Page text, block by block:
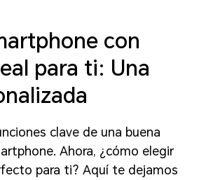
con
para ti: Una
clave de una buena
Ahora, ¿cómo elegir
para ti? Aquí te dejamos